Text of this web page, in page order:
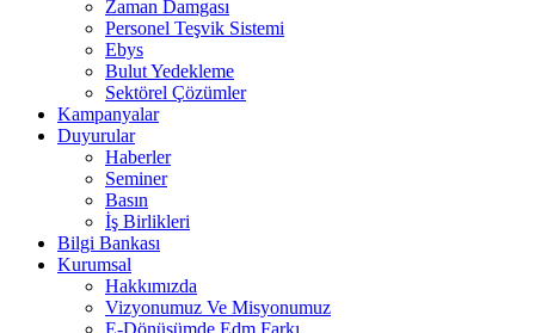
Zaman Damgası
Personel Teşvik Sistemi
Ebys
Bulut Yedekleme
Sektörel Çözümler
Kampanyalar
Duyurular
Haberler
Seminer
Basın
İş Birlikleri
Bilgi Bankası
Kurumsal
Hakkımızda
Vizyonumuz Ve Misyonumuz
E-Dönüşümde Edm Farkı